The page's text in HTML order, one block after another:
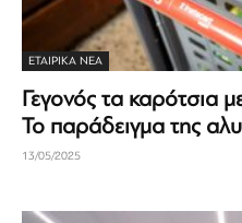
ΕΤΑΙΡΙΚΆ ΝΈΑ
Γεγονός τα καρότσια
Το παράδειγμα της
13/05/2025